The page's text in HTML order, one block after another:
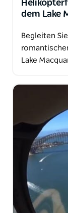
dem Lake
Begleiten
Lake